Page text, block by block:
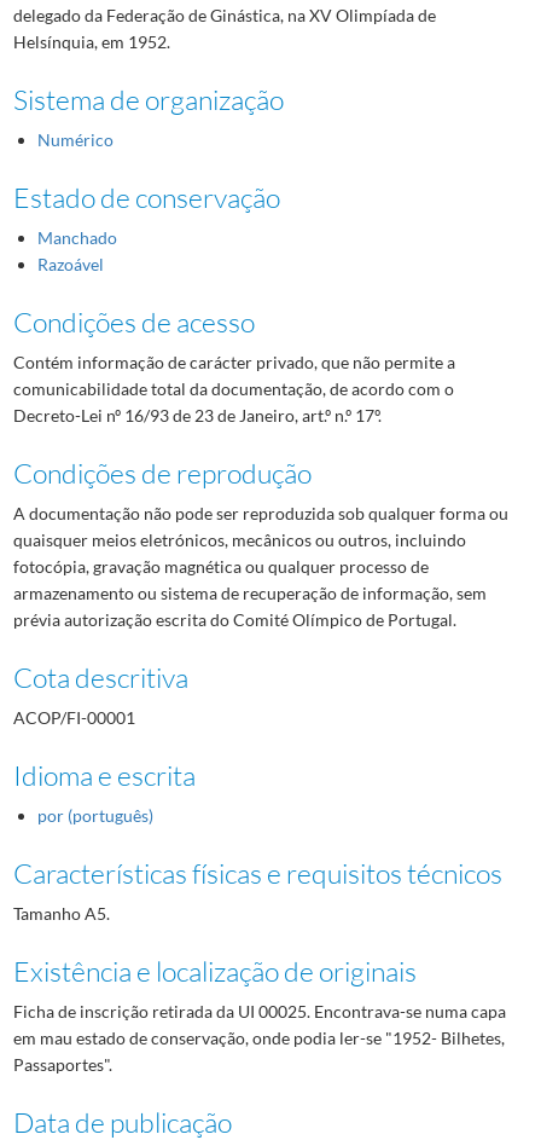
delegado da Federação de Ginástica, na XV Olimpíada de
Helsínquia, em 1952.
Sistema de organização
Numérico
Estado de conservação
Manchado
Razoável
Condições de acesso
Contém informação de carácter privado, que não permite a
comunicabilidade total da documentação, de acordo com o
Decreto-Lei nº 16/93 de 23 de Janeiro, art.º n.º 17º.
Condições de reprodução
A documentação não pode ser reproduzida sob qualquer forma ou
quaisquer meios eletrónicos, mecânicos ou outros, incluindo
fotocópia, gravação magnética ou qualquer processo de
armazenamento ou sistema de recuperação de informação, sem
prévia autorização escrita do Comité Olímpico de Portugal.
Cota descritiva
ACOP/FI-00001
Idioma e escrita
por (português)
Características físicas e requisitos técnicos
Tamanho A5.
Existência e localização de originais
Ficha de inscrição retirada da UI 00025. Encontrava-se numa capa
em mau estado de conservação, onde podia ler-se "1952- Bilhetes,
Passaportes".
Data de publicação